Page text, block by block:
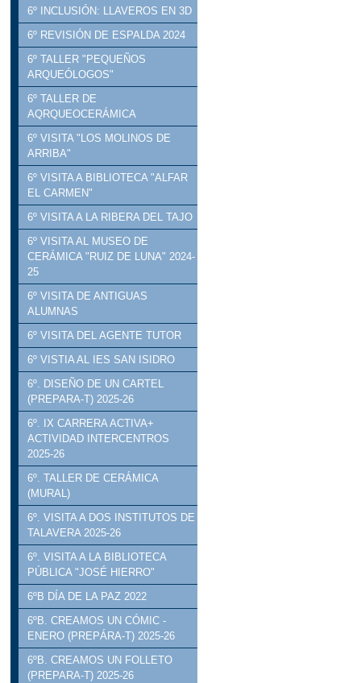
6º INCLUSIÓN: LLAVEROS EN 3D
6º REVISIÓN DE ESPALDA 2024
6º TALLER "PEQUEÑOS
ARQUEÓLOGOS"
6º TALLER DE
AQRQUEOCERÁMICA
6º VISITA "LOS MOLINOS DE
ARRIBA"
6º VISITA A BIBLIOTECA "ALFAR
EL CARMEN"
6º VISITA A LA RIBERA DEL TAJO
6º VISITA AL MUSEO DE
CERÁMICA "RUIZ DE LUNA" 2024-
25
6º VISITA DE ANTIGUAS
ALUMNAS
6º VISITA DEL AGENTE TUTOR
6º VISTIA AL IES SAN ISIDRO
6º. DISEÑO DE UN CARTEL
(PREPARA-T) 2025-26
6º. IX CARRERA ACTIVA+
ACTIVIDAD INTERCENTROS
2025-26
6º. TALLER DE CERÁMICA
(MURAL)
6º. VISITA A DOS INSTITUTOS DE
TALAVERA 2025-26
6º. VISITA A LA BIBLIOTECA
PÚBLICA "JOSÉ HIERRO"
6ºB DÍA DE LA PAZ 2022
6ºB. CREAMOS UN CÓMIC -
ENERO (PREPÁRA-T) 2025-26
6ºB. CREAMOS UN FOLLETO
(PREPARA-T) 2025-26